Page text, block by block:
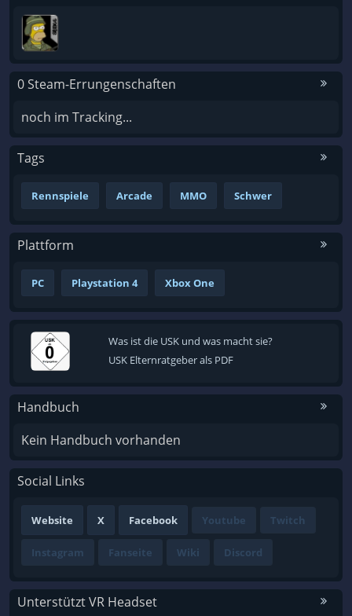
0 Steam-Errungenschaften
noch im Tracking...
Tags
Rennspiele Arcade MMO Schwer
Plattform
PC Playstation 4 Xbox One
Was ist die USK und was macht sie?
USK Elternratgeber als PDF
Handbuch
Kein Handbuch vorhanden
Social Links
Website X Facebook Youtube Twitch
Instagram Fanseite Wiki Discord
Unterstützt VR Headset